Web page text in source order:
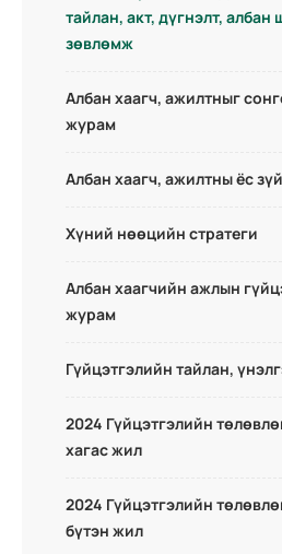
тайлан, акт, дүгнэлт, албан
зөвлөмж
Албан хаагч, ажилтныг
журам
Албан хаагч, ажилтны ёс
Хүний нөөцийн стратеги
Албан хаагчийн ажлын
журам
Гүйцэтгэлийн тайлан,
2024 Гүйцэтгэлийн
хагас жил
2024 Гүйцэтгэлийн
бүтэн жил